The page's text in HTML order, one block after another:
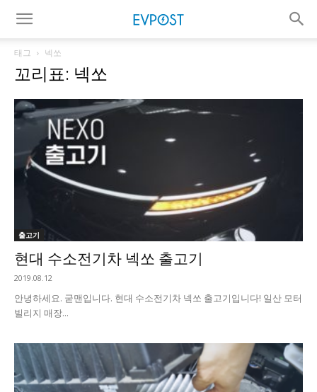
태그 넥쏘
꼬리표: 넥쏘
출고기
현대 수소전기차 넥쏘 출고기
2019.08.12
안녕하세요. 굳맨입니다. 현대 수소전기차 넥쏘 출고기입니다! 일산 모터
빌리지 ​매장...